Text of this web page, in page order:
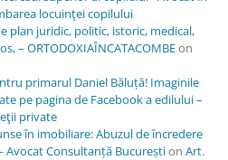
locuinţei copilului
plan juridic, politic, istoric, medical,
– ORTODOXIAÎNCATACOMBEon
primarul Daniel Băluță! Imaginile
pe pagina de Facebook a edilului –
private
în imobiliare: Abuzul de încredere
Avocat Consultanță Bucureștion Art.